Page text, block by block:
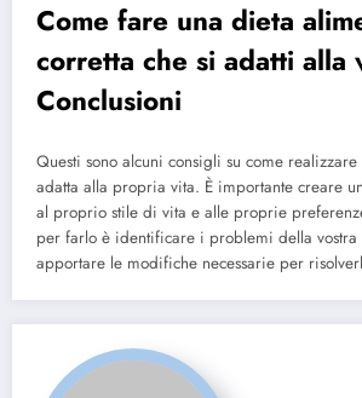
Come fare una dieta
corretta che si adatti alla
Conclusioni
Questi sono alcuni consigli su come
adatta alla propria vita. È importante creare
al proprio stile di vita e alle proprie
per farlo è identificare i problemi della vostra
apportare le modifiche necessarie per